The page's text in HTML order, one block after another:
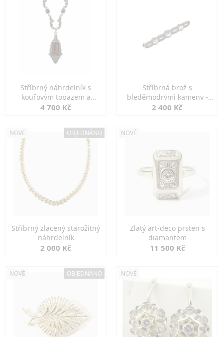
Stříbrný náhrdelník s
kouřovým topazem a
markazity
4 700 Kč
Stříbrná brož s
bleděmodrými kameny -
jemná elegance
2 400 Kč
NOVÉ OBJEDNÁNO
Stříbrný zlacený starožitný
náhrdelník
2 000 Kč
NOVÉ
Zlatý art-deco prsten s
diamantem
11 500 Kč
NOVÉ OBJEDNÁNO NOVÉ